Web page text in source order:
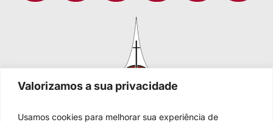
Valorizamos a sua privacidade
Usamos cookies para melhorar sua experiência de